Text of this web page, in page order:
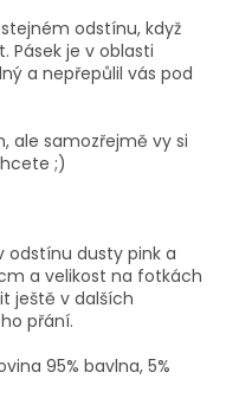
odstínu, když
Pásek je v oblasti
a nepřepůlil vás pod
ale samozřejmě vy si
;)
odstínu dusty pink a
a velikost na fotkách
ještě v dalších
přání.
95% bavlna, 5%